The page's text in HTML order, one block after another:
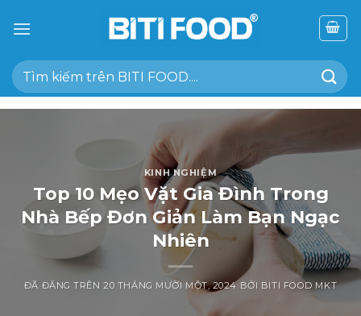
đến
dung
Tìm
kiếm:
KINH NGHIỆM
Top 10 Mẹo Vặt Gia Đình Trong
Nhà Bếp Đơn Giản Làm Bạn Ngạc
Nhiên
ĐÃ ĐĂNG TRÊN20 THÁNG MƯỜI MỘT, 2024 BỞI BITI FOOD MKT